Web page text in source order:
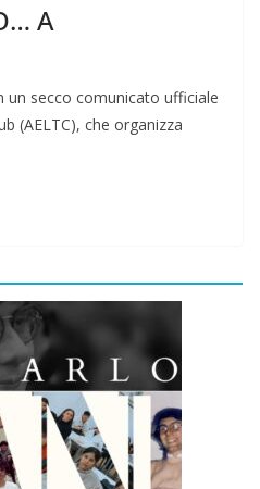
A
un secco comunicato ufficiale
(AELTC), che organizza